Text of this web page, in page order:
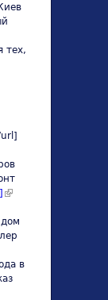
тех,
(link is
is
is в